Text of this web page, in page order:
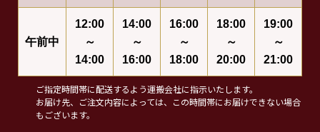
午前中
12:00
～
14:00
14:00
～
16:00
16:00
～
18:00
18:00
～
20:00
19:00
～
21:00
ご指定時間帯に配送するよう運搬会社に指示いたします。
お届け先、ご注文内容によっては、この時間帯にお届けできない場合
もございます。